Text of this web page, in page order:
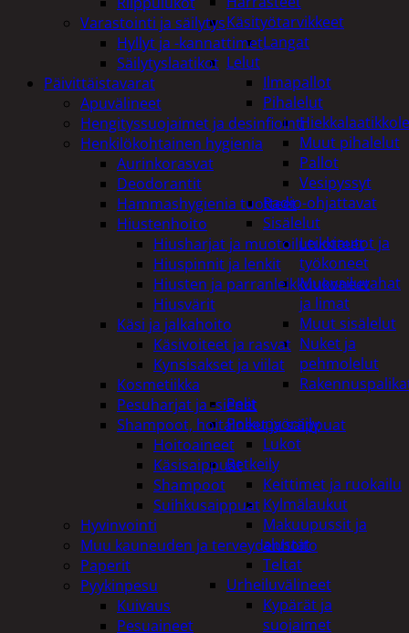
Käsityötarvikkeet
Langat
Lelut
Ilmapallot
Pihalelut
Muut pihalelut
Pallot
Vesipyssyt
Radio-ohjattavat
Sisälelut
Leikkiautot ja
työkoneet
Muovailuvahat
ja limat
Muut sisälelut
Nuket ja
pehmolelut
Pelit
Polkupyöräily
Lukot
Retkeily
Keittimet ja ruokailu
Kylmälaukut
Makuupussit ja
alustat
Teltat
Urheiluvälineet
Kypärät ja
suojaimet
Varastointi ja säilytys
Hyllyt ja -kannattimet
Säilytyslaatikot
Päivittäistavarat
Apuvälineet
Hengityssuojaimet ja desinfiointi
Henkilökohtainen hygienia
Aurinkorasvat
Deodorantit
Hammashygienia tuotteet
Hiustenhoito
Hiusharjat ja muotoilutuotteet
Hiuspinnit ja lenkit
Hiusten ja parranleikkuukoneet
Hiusvärit
Käsi ja jalkahoito
Käsivoiteet ja rasvat
Kynsisakset ja viilat
Kosmetiikka
Pesuharjat ja -sienet
Shampoot, hoitaineet ja saippuat
Hoitoaineet
Käsisaippuat
Shampoot
Suihkusaippuat
Hyvinvointi
Muu kauneuden ja terveydenhoito
Paperit
Pyykinpesu
Kuivaus
Pesuaineet